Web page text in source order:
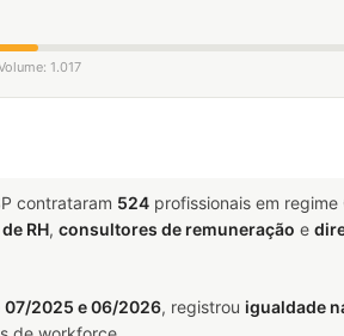
1.017
contrataram 524 profissionais em regime
RH, consultores de remuneração e
07/2025 e 06/2026, registrou igualdade